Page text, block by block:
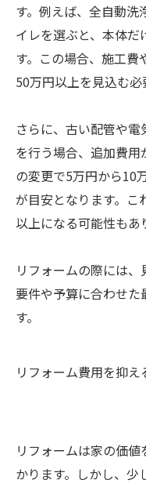
す。例えば、全自動洗
イレを選ぶと、本体
す。この場合、施工
50万円以上を見込む必
さらに、古い配管や
を行う場合、追加費
の変更で5万円から10
が目安となります。こ
以上になる可能性もあ
リフォームの際には
要件や予算に合わせ
す。
リフォーム費用を抑え
リフォームは家の価
かります。しかし、少